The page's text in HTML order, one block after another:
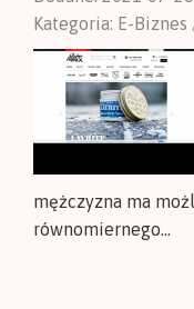
Kategoria: E-
mężczyzna ma
równomiernego...